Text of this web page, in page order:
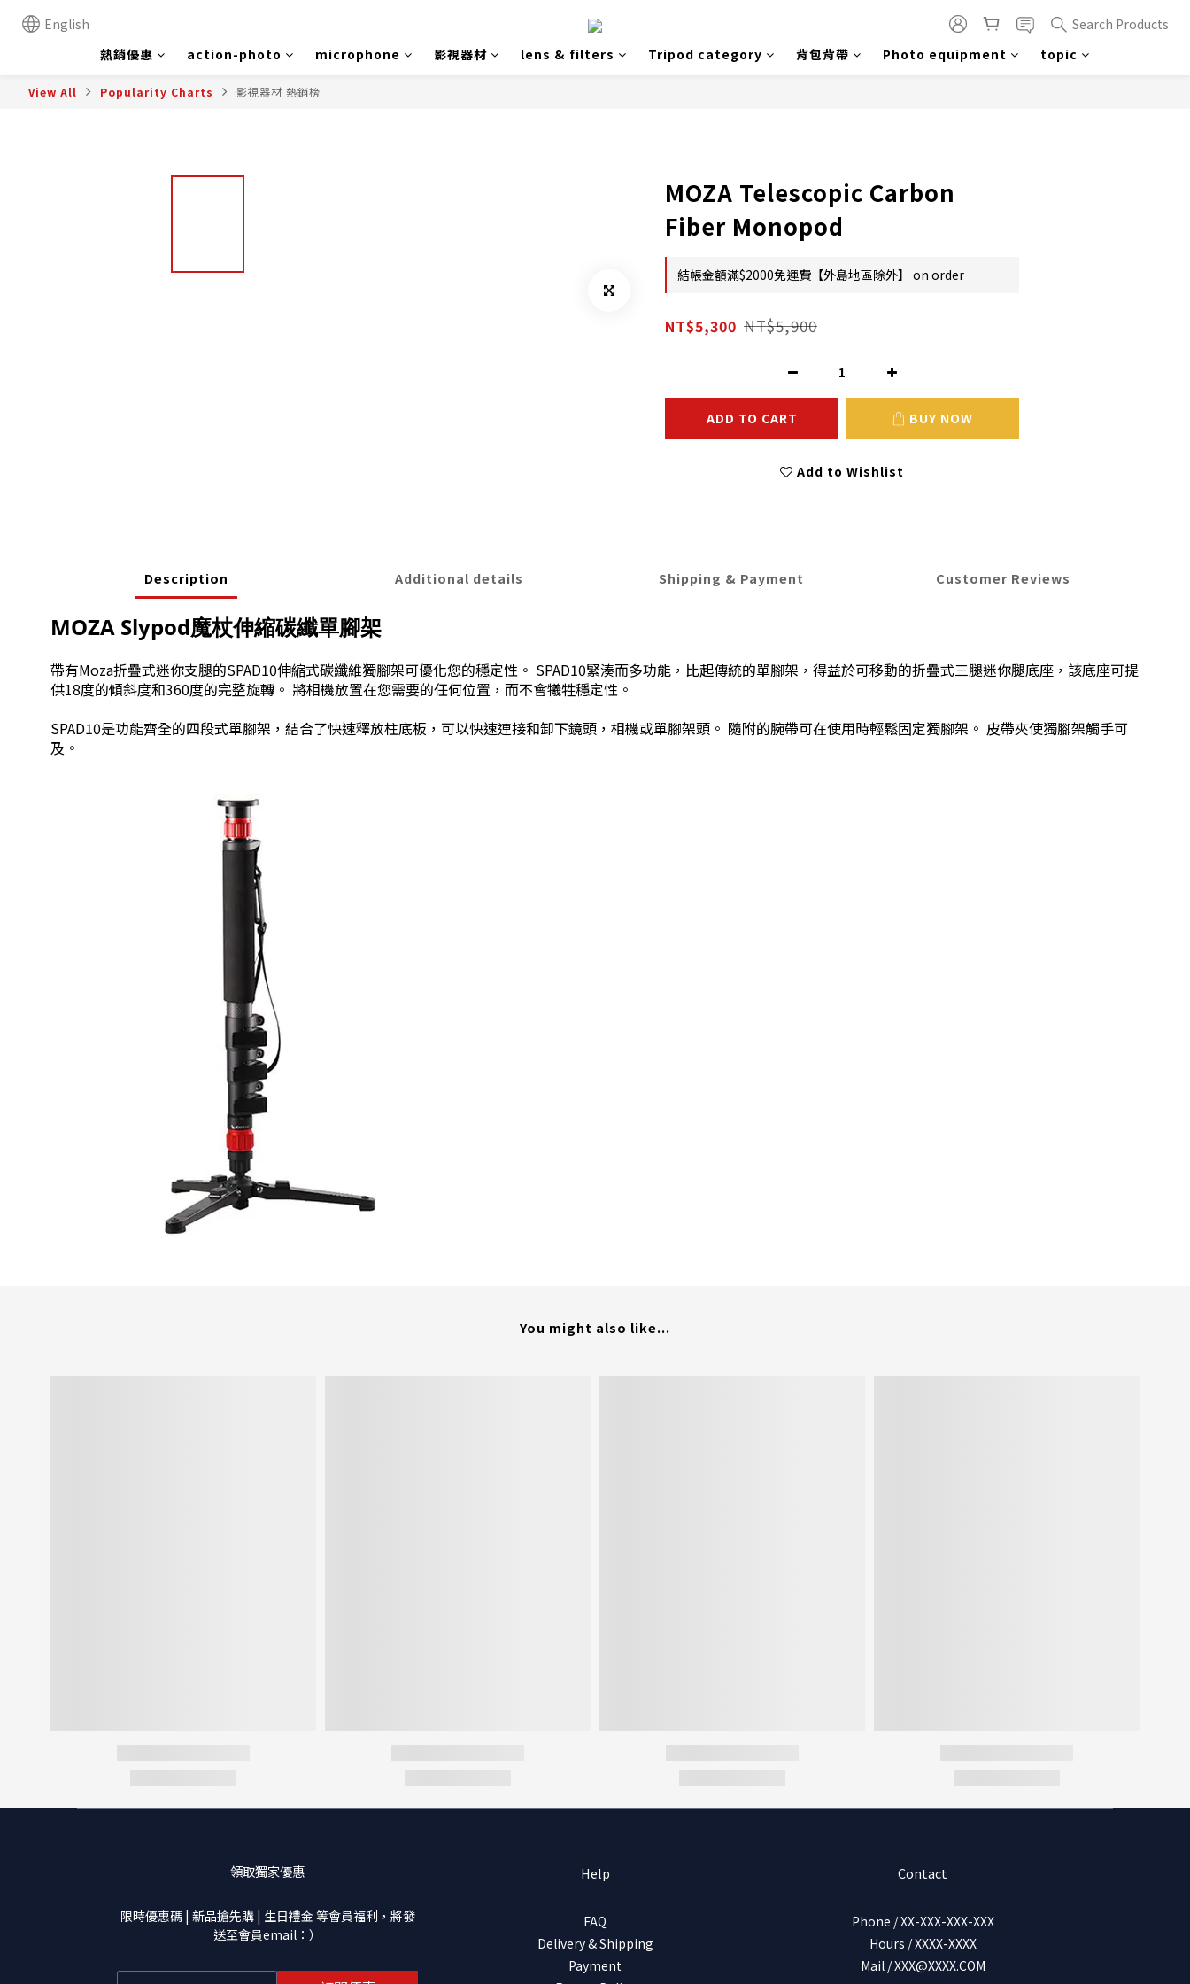
English
Search Products
熱銷優惠
action-photo microphone 影視器材 lens & filters Tripod category 背包背帶 Photo equipment topic
View All Popularity Charts 影視器材 熱銷榜
MOZA Telescopic Carbon
Fiber Monopod
結帳金額滿$2000免運費【外島地區除外】 on order
NT$5,300 NT$5,900
ADD TO CART BUY NOW
Add to Wishlist
Description Additional details Shipping & Payment Customer Reviews
MOZA Slypod魔杖伸縮碳纖單腳架
帶有Moza折疊式迷你支腿的SPAD10伸縮式碳纖維獨腳架可優化您的穩定性。 SPAD10緊湊而多功能，比起傳統的單腳架，得益於可移動的折疊式三腿迷你腿底座，該底座可提
供18度的傾斜度和360度的完整旋轉。 將相機放置在您需要的任何位置，而不會犧牲穩定性。
SPAD10是功能齊全的四段式單腳架，結合了快速釋放柱底板，可以快速連接和卸下鏡頭，相機或單腳架頭。 隨附的腕帶可在使用時輕鬆固定獨腳架。 皮帶夾使獨腳架觸手可
及。
You might also like...
領取獨家優惠
限時優惠碼 | 新品搶先購 | 生日禮金 等會員福利，將發
送至會員email：）
Help
FAQ
Delivery & Shipping
Payment
Contact
Phone / XX-XXX-XXX-XXX
Hours / XXXX-XXXX
Mail / XXX@XXXX.COM